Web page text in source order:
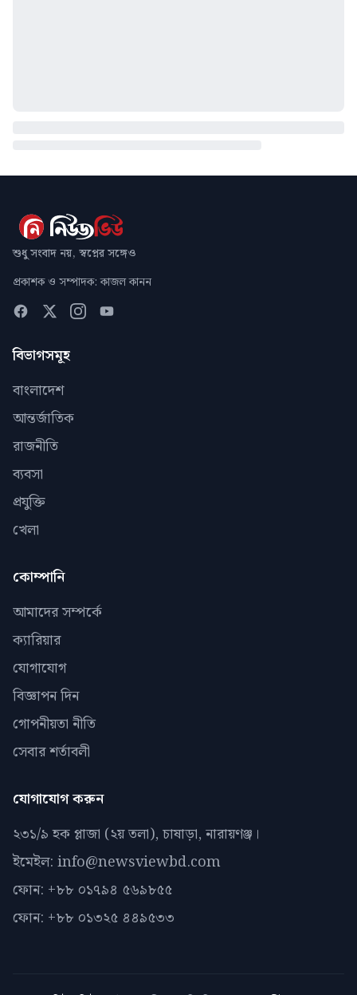
শুধু সংবাদ নয়, স্বপ্নের সঙ্গেও
প্রকাশক ও সম্পাদক: কাজল কানন
বিভাগসমূহ
বাংলাদেশ
আন্তর্জাতিক
রাজনীতি
ব্যবসা
প্রযুক্তি
খেলা
কোম্পানি
আমাদের সম্পর্কে
ক্যারিয়ার
যোগাযোগ
বিজ্ঞাপন দিন
গোপনীয়তা নীতি
সেবার শর্তাবলী
যোগাযোগ করুন
২৩১/৯ হক প্লাজা (২য় তলা), চাষাড়া, নারায়ণঞ্জ।
ইমেইল: info@newsviewbd.com
ফোন: +৮৮ ০১৭৯৪ ৫৬৯৮৫৫
ফোন: +৮৮ ০১৩২৫ ৪৪৯৫৩৩